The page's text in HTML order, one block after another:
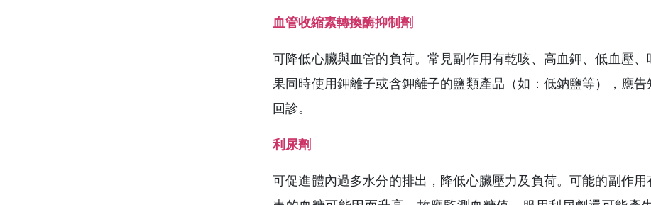
血管收縮素轉換酶抑制劑
可降低心臟與血管的負荷。常見副作用有乾咳、高血鉀、低血壓
果同時使用鉀離子或含鉀離子的鹽類產品（如：低鈉鹽等），應
回診。
利尿劑
可促進體內過多水分的排出，降低心臟壓力及負荷。可能的副作